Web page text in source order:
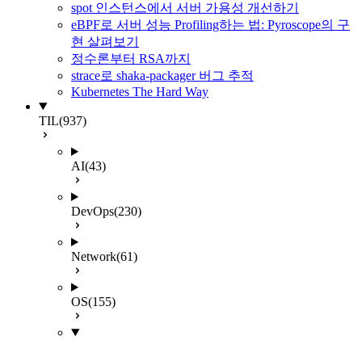
spot 인스턴스에서 서버 가용성 개선하기
eBPF로 서버 성능 Profiling하는 법: Pyroscope의 구
현 살펴보기
정수론부터 RSA까지
strace로 shaka-packager 버그 추적
Kubernetes The Hard Way
TIL(937)
AI(43)
DevOps(230)
Network(61)
OS(155)